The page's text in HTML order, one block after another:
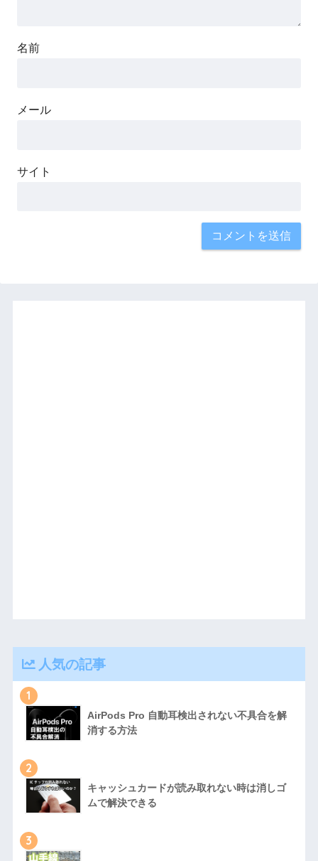
名前
メール
サイト
人気の記事
1
AirPods Pro 自動耳検出されない不具合を解
消する方法
2
キャッシュカードが読み取れない時は消しゴ
ムで解決できる
3